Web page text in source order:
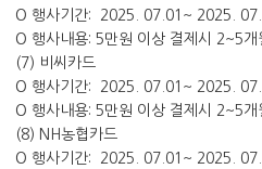
O 행사기간: 2025. 07.01~ 2025.
O 행사내용: 5만원 이상 결제시 2~5개
(7) 비씨카드
O 행사기간: 2025. 07.01~ 2025.
O 행사내용: 5만원 이상 결제시 2~5개
(8) NH농협카드
O 행사기간: 2025. 07.01~ 2025.